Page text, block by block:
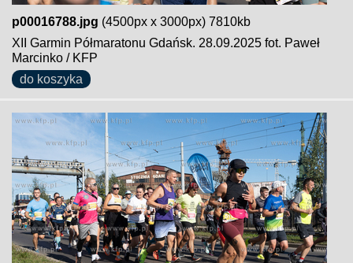
p00016788.jpg (4500px x 3000px) 7810kb
XII Garmin Półmaratonu Gdańsk. 28.09.2025 fot. Paweł
Marcinko / KFP
do koszyka